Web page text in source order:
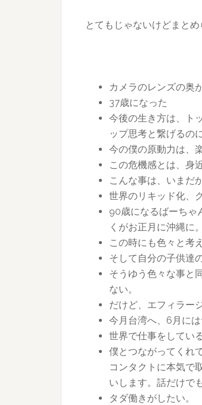
とてもじゃないけどまと
カメラのレンズの奥
37歳になった
今後の生き方は、ト
ップ思考と繋げるの
今の僕の原動力は、
この危機感とは、身
こんな事は、いまだ
世界のリキッド化、
90歳になるばーちゃ
くがお正月に沖縄に。
この時にも色々と考
そして自分の子供達
そうゆう色々な事と
ない。
だけど、エフィラー
今月台湾へ、6月に
世界で仕事をしてい
僕とつながってくれ
コンタクトに本気で
いします。話だけで
タダ働きがしたい。